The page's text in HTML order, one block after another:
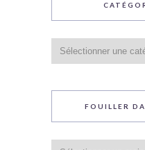
du
blog
FOUILLER